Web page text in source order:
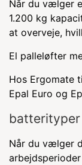
Når du vælger
1.200 kg
at overveje,
El palleløfter
Hos Ergomate
Epal Euro og
batterityper
Når du vælger